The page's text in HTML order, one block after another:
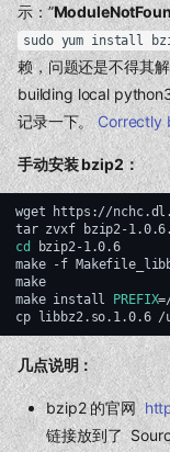
示：”
sudo yum install
赖，问题还是不得其
building local
记录一下。Correctly
手动安装 bzip2：
wget
https://
tar zvxf
cd
bzip2-1.0.6
make
-f
make
make install PREFIX=
cp
libbz2.so.1.0.6
几点说明：
bzip2 的官网
链接放到了